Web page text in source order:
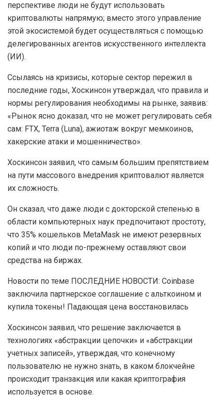
перспективе люди не будут использовать
криптовалюты напрямую; вместо этого управление
этой экосистемой будет осуществляться с помощью
делегированных агентов искусственного интеллекта
(ИИ).
Ссылаясь на кризисы, которые сектор пережил в
последние годы, Хоскинсон утверждал, что правила и
нормы регулирования необходимы на рынке, заявив:
«Рынок ясно доказал, что не может регулировать себя
сам: FTX, Terra (Luna), ажиотаж вокруг мемкоинов,
хакерские атаки и мошенничество».
Хоскинсон заявил, что самым большим препятствием
на пути массового внедрения криптовалют является
их сложность.
Он сказал, что даже люди с докторской степенью в
области компьютерных наук предпочитают простоту,
что 35% кошельков MetaMask не имеют резервных
копий и что люди по-прежнему оставляют свои
средства на биржах.
Новости по теме ПОСЛЕДНИЕ НОВОСТИ: Coinbase
заключила партнерское соглашение с альткоином и
купила токены! Падающая цена восстановилась
Хоскинсон заявил, что решение заключается в
технологиях «абстракции цепочки» и «абстракции
учетных записей», утверждая, что конечному
пользователю не нужно знать, в каком блокчейне
происходит транзакция или какая криптография
используется в основе.